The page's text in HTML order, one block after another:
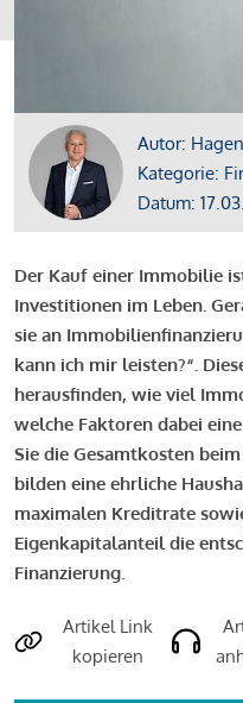
Autor:
Kategorie:
Datum:
Der Kauf einer Immobilie
Investitionen im Leben.
sie an
kann ich mir leisten?“.
herausfinden, wie viel
welche Faktoren dabei
Sie die Gesamtkosten
bilden eine ehrliche
maximalen Kreditrate
Eigenkapitalanteil die
Finanzierung.
Artikel Link
kopieren